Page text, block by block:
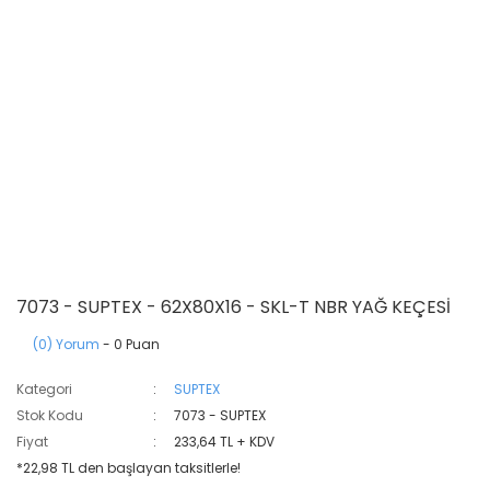
7073 - SUPTEX - 62X80X16 - SKL-T NBR YAĞ KEÇESİ
(0) Yorum - 0 Puan
Kategori
SUPTEX
Stok Kodu
7073 - SUPTEX
Fiyat
233,64 TL + KDV
*22,98 TL den başlayan taksitlerle!